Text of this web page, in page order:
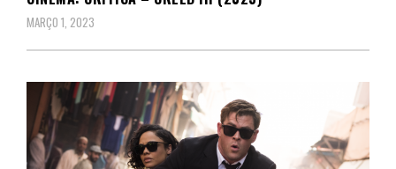
MARÇO 1, 2023